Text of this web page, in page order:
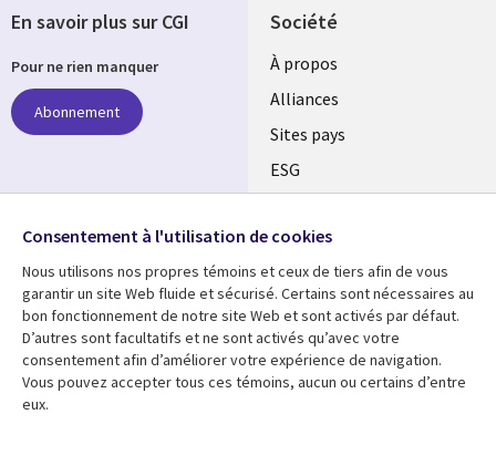
Société
À propos
Alliances
Sites pays
ESG
Fusions
Salle de presse
Ressources
Articles
Support
En savoir plus sur CGI
Pour ne rien manquer
Abonnement
Suivez-nous
Social
Media
Global
FR
Consentement à l'utilisation de cookies
Nous utilisons nos propres témoins et ceux de tiers afin de vous
garantir un site Web fluide et sécurisé. Certains sont nécessaires au
bon fonctionnement de notre site Web et sont activés par défaut.
D’autres sont facultatifs et ne sont activés qu’avec votre
consentement afin d’améliorer votre expérience de navigation.
Vous pouvez accepter tous ces témoins, aucun ou certains d’entre
eux.